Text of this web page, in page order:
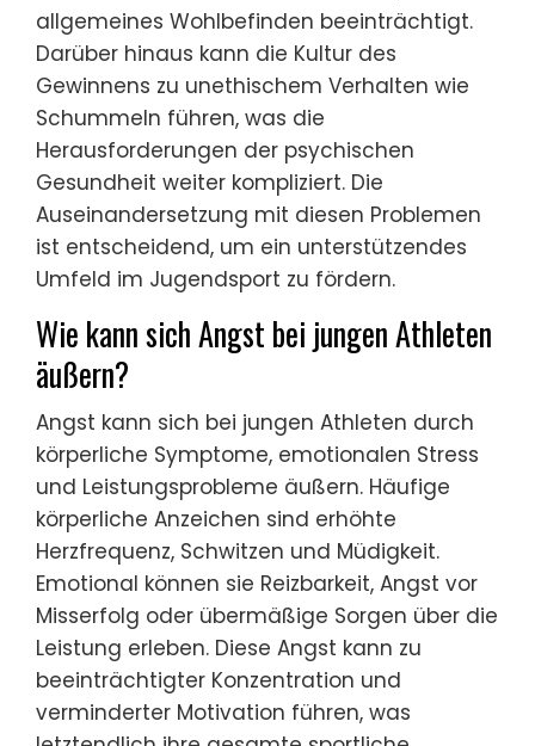
Wettkampfsport kann zu verschiedenen
psychischen Gesundheitsproblemen führen,
darunter Angst, Depression und Burnout. Der
Druck, Leistung zu bringen, und die Angst vor
Misserfolg verschärfen oft diese Zustände.
Forschungen zeigen, dass junge Athleten
erhöhte Stresslevel erleben können, was ihr
allgemeines Wohlbefinden beeinträchtigt.
Darüber hinaus kann die Kultur des
Gewinnens zu unethischem Verhalten wie
Schummeln führen, was die
Herausforderungen der psychischen
Gesundheit weiter kompliziert. Die
Auseinandersetzung mit diesen Problemen
ist entscheidend, um ein unterstützendes
Umfeld im Jugendsport zu fördern.
Wie kann sich Angst bei jungen Athleten
äußern?
Angst kann sich bei jungen Athleten durch
körperliche Symptome, emotionalen Stress
und Leistungsprobleme äußern. Häufige
körperliche Anzeichen sind erhöhte